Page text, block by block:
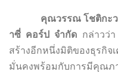
คุณวรรณ โชติกะ
าซี่ คอร์ป จำกัด กล่าวว่
สร้างอีกหนึ่งมิติของธุรกิจ
มั่นคงพร้อมกับการมีคุณ